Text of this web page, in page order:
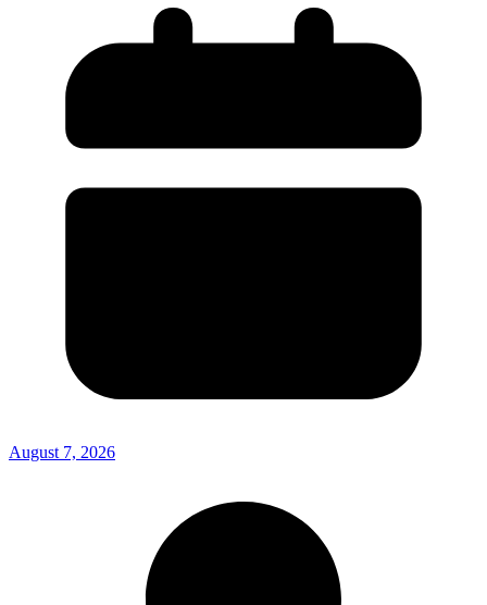
August 7, 2026